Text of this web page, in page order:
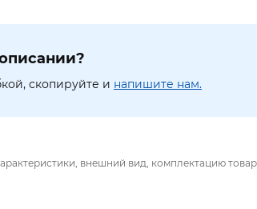
скопируйте и напишите нам.
внешний вид, комплектацию